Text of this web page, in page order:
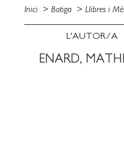
Inici Botiga Llibres i
L'AUTOR/A
ENARD,